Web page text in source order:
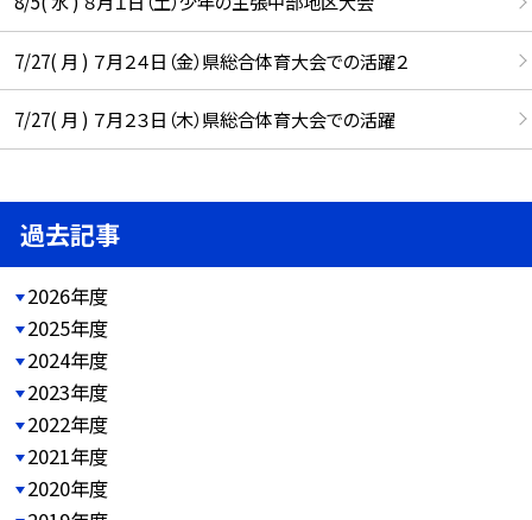
7/27( 月 ) ７月２４日（金）県総合体育大会での活躍２
7/27( 月 ) ７月２３日（木）県総合体育大会での活躍
過去記事
2026年度
2025年度
2024年度
2023年度
2022年度
2021年度
2020年度